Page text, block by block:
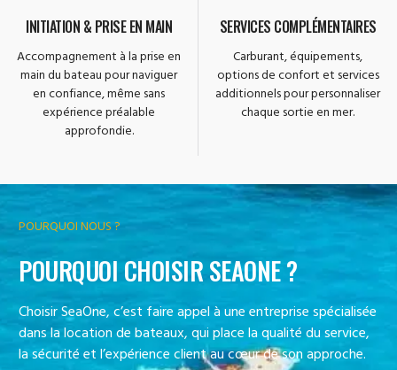
INITIATION & PRISE EN MAIN
Accompagnement à la prise en
main du bateau pour naviguer
en confiance, même sans
expérience préalable
approfondie.
SERVICES COMPLÉMENTAIRES
Carburant, équipements,
options de confort et services
additionnels pour personnaliser
chaque sortie en mer.
POURQUOI NOUS ?
POURQUOI CHOISIR SEAONE ?
Choisir SeaOne, c’est faire appel à une entreprise spécialisée
dans la location de bateaux, qui place la qualité du service,
la sécurité et l’expérience client au cœur de son approche.